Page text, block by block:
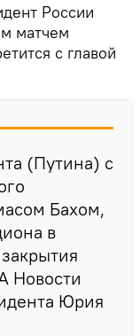
России
матчем
с главой
(Путина) с
Бахом,
в
Новости
Юрия